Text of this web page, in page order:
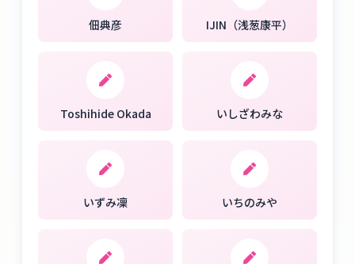
佃典彦 IJIN（浅葱康平）
Toshihide Okada いしざわみな
いずみ凜 いちのみや